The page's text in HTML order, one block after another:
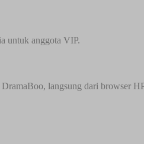
untuk anggota VIP.
langsung dari browser